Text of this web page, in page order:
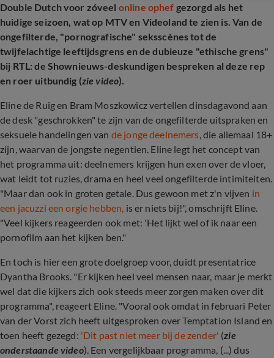
Double Dutch voor zóveel online ophef gezorgd als het
huidige seizoen, wat op MTV en Videoland te zien is. Van de
ongefilterde, "pornografische" seksscènes tot de
twijfelachtige leeftijdsgrens en de dubieuze "ethische grens"
bij RTL: de Shownieuws-deskundigen bespreken al deze rep
en roer uitbundig (zie video).
Eline de Ruig en Bram Moszkowicz vertellen dinsdagavond aan
de desk "geschrokken" te zijn van de ongefilterde uitspraken en
seksuele handelingen van de jonge deelnemers, die allemaal 18+
zijn, waarvan de jongste negentien. Eline legt het concept van
het programma uit: deelnemers krijgen hun exen over de vloer,
wat leidt tot ruzies, drama en heel veel ongefilterde intimiteiten.
"Maar dan ook in groten getale. Dus gewoon met z'n vijven in
een jacuzzi een orgie hebben, is er niets bij!", omschrijft Eline.
"Veel kijkers reageerden ook met: 'Het lijkt wel of ik naar een
pornofilm aan het kijken ben."
En toch is hier een grote doelgroep voor, duidt presentatrice
Dyantha Brooks. "Er kijken heel veel mensen naar, maar je merkt
wel dat die kijkers zich ook steeds meer zorgen maken over dit
programma", reageert Eline. "Vooral ook omdat in februari Peter
van der Vorst zich heeft uitgesproken over Temptation Island en
toen heeft gezegd: 'Dit past niet meer bij de zender' (zie
onderstaande video). Een vergelijkbaar programma, (...) dus